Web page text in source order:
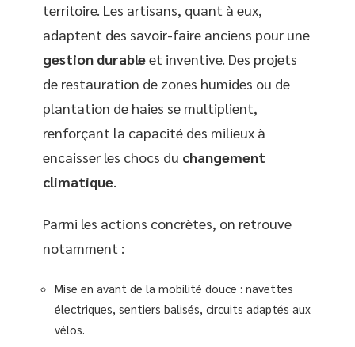
territoire. Les artisans, quant à eux,
adaptent des savoir-faire anciens pour une
gestion durableet inventive. Des projets
de restauration de zones humides ou de
plantation de haies se multiplient,
renforçant la capacité des milieux à
encaisser les chocs du changement
climatique.
Parmi les actions concrètes, on retrouve
notamment :
Mise en avant de la mobilité douce : navettes
électriques, sentiers balisés, circuits adaptés aux
vélos.